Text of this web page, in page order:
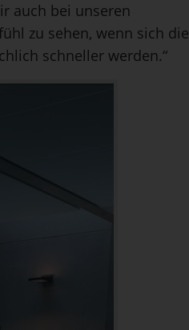
auch bei unseren
zu sehen, wenn sich die
schneller werden.“